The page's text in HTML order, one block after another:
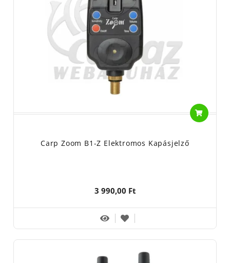
Carp Zoom B1-Z Elektromos Kapásjelző
3 990,00 Ft